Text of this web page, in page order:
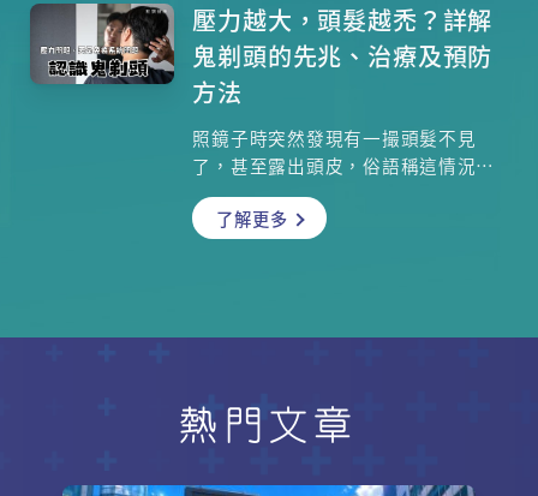
邊人崩潰，更會導致患者因夜間缺氧
而長期疲勞、翌日頭痛。想知道為什
麼特別累時鼻鼾聲特別大？肥胖與下
巴短又是如何偷走你的呼吸空間？本
文將帶你深入了解睡眠測試與睡眠呼
吸機的功效，別再讓隱形缺氧危害心
血管健康，教你一招自我檢測法！
壓力越大，頭髮越禿？詳解
鬼剃頭的先兆、治療及預防
方法
照鏡子時突然發現有一撮頭髮不見
了，甚至露出頭皮，俗語稱這情況為
「鬼剃頭」，正式名稱是「斑禿」，
到底這是一種甚麼疾病？成因如何？
科專科醫生莊俊賢為你解開迷思。
了解更多
熱門文章